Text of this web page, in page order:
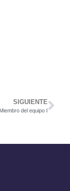
SIGUIENTE
Miembro del equipo I